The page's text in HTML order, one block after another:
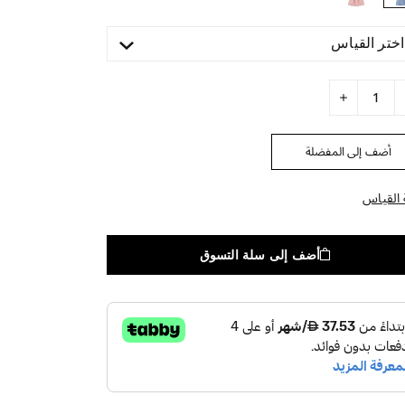
اختر القياس
أضف إلى المفضلة
القياس
أضف إلى سلة التسوق